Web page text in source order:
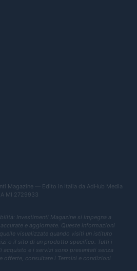
Magazine — Edito in Italia da AdHub Media
MI 2729933
Investimenti Magazine si impegna a
e aggiornate. Queste informazioni
visualizzate quando visiti un istituto
o il sito di un prodotto specifico. Tutti i
e i servizi sono presentati senza
offerte, consultare i Termini e condizioni